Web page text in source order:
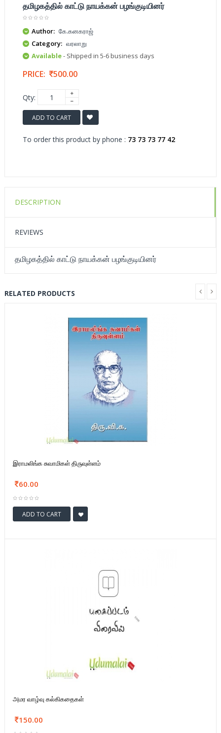
தமிழகத்தில் காட்டு நாயக்கன் பழங்குடியினர்
Author: கே.கனகராஜ்
Category: வரலாறு
Available- Shipped in 5-6 business days
PRICE: 500.00
Qty:
ADD TO CART
To order this product by phone : 73 73 73 77 42
DESCRIPTION
REVIEWS
தமிழகத்தில் காட்டு நாயக்கன் பழங்குடியினர்
RELATED PRODUCTS
இராமலிங்க சுவாமிகள் திருவுள்ளம்
60.00
ADD TO CART
அமர வாழ்வு கல்கிகதைகள்
150.00